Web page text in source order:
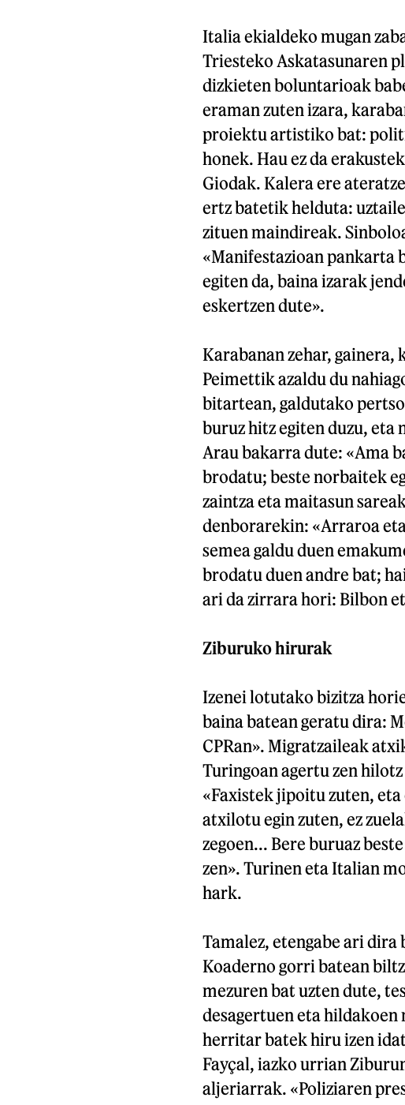
Italia ekialdeko mugan
Triesteko Askatasunaren
dizkieten boluntarioak
eraman zuten izara,
proiektu artistiko bat:
honek. Hau ez da
Giodak. Kalera ere
ertz batetik helduta:
zituen maindireak.
«Manifestazioan pankarta
egiten da, baina izarak
eskertzen dute».
Karabanan zehar, gainera,
Peimettik azaldu du
bitartean, galdutako
buruz hitz egiten duzu, eta
Arau bakarra dute: «Ama
brodatu; beste norbaitek
zaintza eta maitasun
denborarekin: «Arraroa
semea galdu duen
brodatu duen andre bat;
ari da zirrara hori: Bilbon
Ziburuko hirurak
Izenei lotutako bizitza
baina batean geratu dira:
CPRan». Migratzaileak
Turingoan agertu zen
«Faxistek jipoitu zuten,
atxilotu egin zuten, ez
zegoen... Bere buruaz
zen». Turinen eta Italian
hark.
Tamalez, etengabe ari dira
Koaderno gorri batean
mezuren bat uzten dute,
desagertuen eta hildakoen
herritar batek hiru izen
Fayçal, iazko urrian
aljeriarrak. «Poliziaren